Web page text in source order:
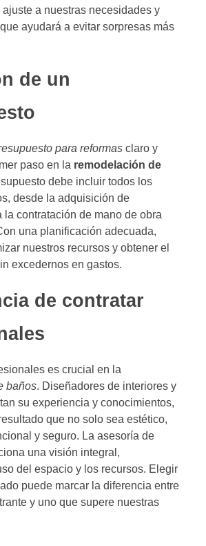
ajuste a nuestras necesidades y
ayudará a evitar sorpresas más
de un
para reformas claro y
paso en la remodelación de
debe incluir todos los
desde la adquisición de
la contratación de mano de obra
una planificación adecuada,
nuestros recursos y obtener el
excedernos en gastos.
de contratar
es crucial en la
baños. Diseñadores de interiores y
su experiencia y conocimientos,
que no solo sea estético,
y seguro. La asesoría de
una visión integral,
del espacio y los recursos. Elegir
puede marcar la diferencia entre
y uno que supere nuestras